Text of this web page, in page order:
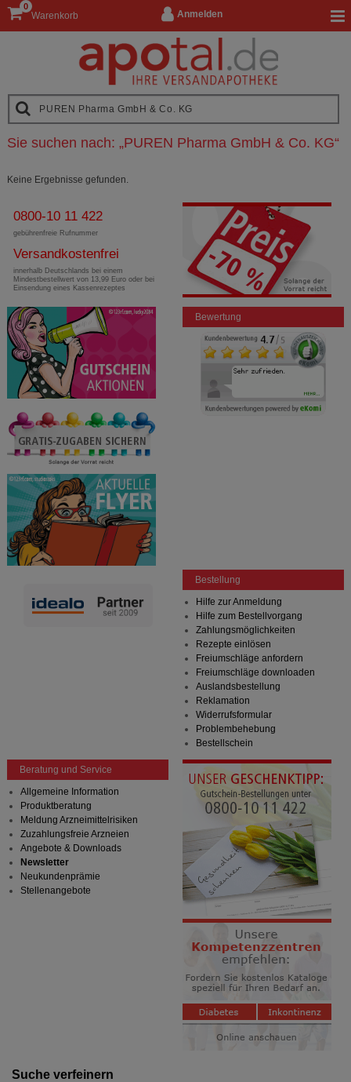
Anmelden
Warenkorb
0
Suche verfeinern
Sie suchen nach: „PUREN Pharma GmbH & Co. KG“
Keine Ergebnisse gefunden.
0800-10 11 422
gebührenfreie Rufnummer
Versandkostenfrei
innerhalb Deutschlands bei einem
Mindestbestellwert von 13,99 Euro oder bei
Einsendung eines Kassenrezeptes
Bewertung
Bestellung
Hilfe zur Anmeldung
Hilfe zum Bestellvorgang
Zahlungsmöglichkeiten
Rezepte einlösen
Freiumschläge anfordern
Freiumschläge downloaden
Auslandsbestellung
Reklamation
Widerrufsformular
Problembehebung
Bestellschein
Beratung und Service
Allgemeine Information
Produktberatung
Meldung Arzneimittelrisiken
Zuzahlungsfreie Arzneien
Angebote & Downloads
Newsletter
Neukundenprämie
Stellenangebote